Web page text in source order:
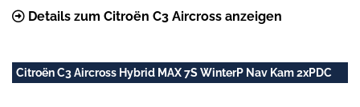
Details zum Citroën C3 Aircross anzeigen
Citroën C3 Aircross Hybrid MAX 7S WinterP Nav Kam 2xPDC